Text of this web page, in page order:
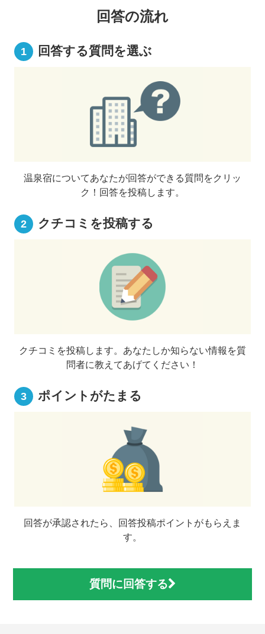
回答の流れ
1 回答する質問を選ぶ
温泉宿についてあなたが回答ができる質問をクリッ
ク！回答を投稿します。
2 クチコミを投稿する
クチコミを投稿します。あなたしか知らない情報を質
問者に教えてあげてください！
3 ポイントがたまる
回答が承認されたら、回答投稿ポイントがもらえま
す。
質問に回答する